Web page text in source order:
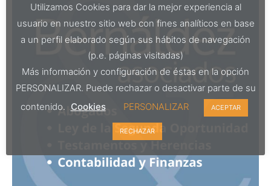
Utilizamos Cookies para dar la mejor experiencia al
usuario en nuestro sitio web con fines analíticos en base
a un perfil elaborado según sus hábitos de navegación
(p.e. páginas visitadas)
Más información y configuración de éstas en la opción
PERSONALIZAR. Puede rechazar o desactivar parte de su
contenido. Cookies PERSONALIZAR ACEPTAR
RECHAZAR